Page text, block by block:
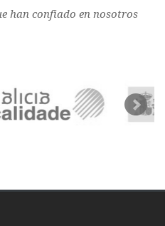
han confiado en nosotros